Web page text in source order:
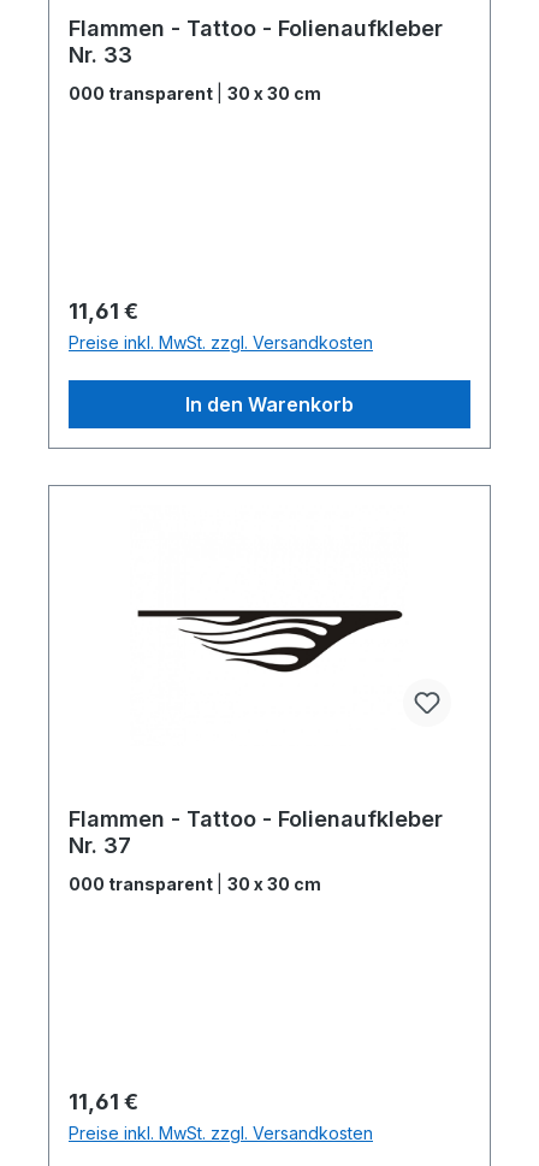
Flammen - Tattoo - Folienaufkleber
Nr. 33
000 transparent 30 x 30 cm
Regulärer Preis:
11,61 €
Preise inkl. MwSt. zzgl. Versandkosten
In den Warenkorb
Flammen - Tattoo - Folienaufkleber
Nr. 37
000 transparent 30 x 30 cm
Regulärer Preis:
11,61 €
Preise inkl. MwSt. zzgl. Versandkosten